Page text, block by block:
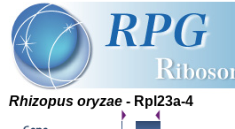
Rhizopus oryzae - Rpl23a-4